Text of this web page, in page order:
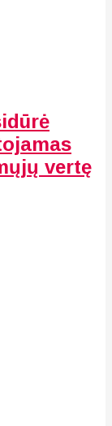
vertę